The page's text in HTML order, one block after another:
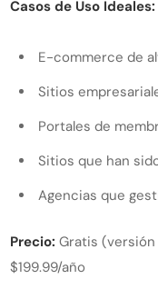
Casos de Uso Ideales:
E-commerce de
Sitios
Portales de
Sitios que han
Agencias que
Precio: Gratis
$199.99/año